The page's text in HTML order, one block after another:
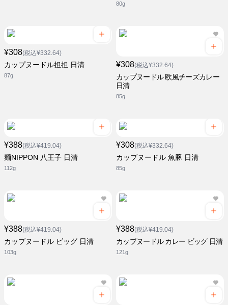
80g
¥308(税込¥332.64)
カップヌードル担担 日清
87g
¥308(税込¥332.64)
カップヌードル 欧風チーズカレー
日清
85g
¥388(税込¥419.04)
麺NIPPON 八王子 日清
112g
¥308(税込¥332.64)
カップヌードル 魚豚 日清
85g
¥388(税込¥419.04)
カップヌードル ビッグ 日清
103g
¥388(税込¥419.04)
カップヌードル カレー ビッグ 日清
121g